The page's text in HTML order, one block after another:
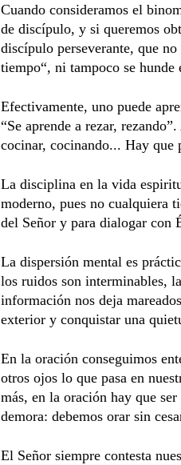
Cuando consideramos el
de discípulo, y si queremos
discípulo perseverante, que
tiempo“, ni tampoco se
Efectivamente, uno puede
“Se aprende a rezar,
cocinar, cocinando... Hay
La disciplina en la vida
moderno, pues no cualquiera
del Señor y para dialogar con
La dispersión mental es
los ruidos son interminables,
información nos deja
exterior y conquistar una
En la oración conseguimos
otros ojos lo que pasa en
más, en la oración hay que
demora: debemos orar sin
El Señor siempre contesta